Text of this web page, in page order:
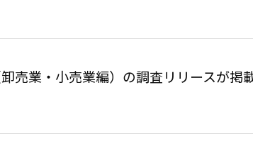
売業・小売業編）の調査リリースが掲